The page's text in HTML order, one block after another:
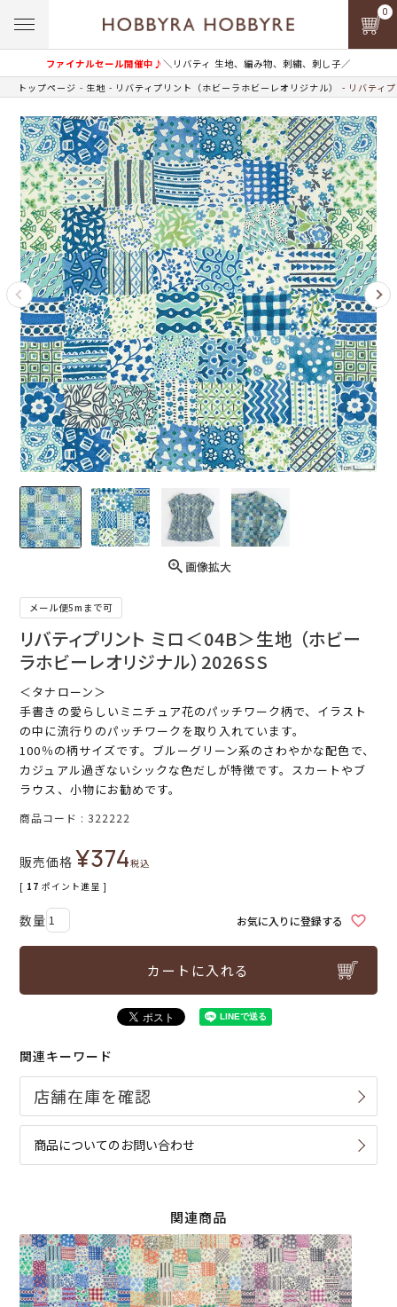
ファイナルセール開催中♪＼リバティ 生地、編み物、刺繍、刺し子／
0
トップページ 生地 リバティプリント（ホビーラホビーレオリジナル） リバティ
画像拡大
メール便5mまで可
リバティプリント ミロ＜04B＞生地 （ホビー
ラホビーレオリジナル）2026SS
＜タナローン＞
手書きの愛らしいミニチュア花のパッチワーク柄で、イラスト
の中に流行りのパッチワークを取り入れています。
100％の柄サイズです。ブルーグリーン系のさわやかな配色で、
カジュアル過ぎないシックな色だしが特徴です。スカートやブ
ラウス、小物にお勧めです。
商品コード 322222
販売価格 ¥374税込
[ 17 ポイント進呈 ]
お気に入りに登録する
カートに入れる
関連キーワード
商品についてのお問い合わせ
関連商品